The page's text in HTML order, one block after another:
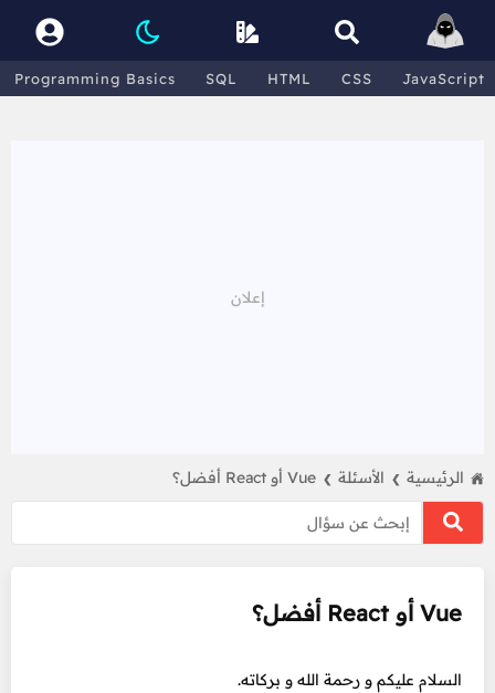
Programming Basics SQL HTML CSS JavaScript
الرئيسية ❯ الأسئلة ❯
Vue أو React أفضل؟
السلام عليكم و رحمة الله و بركاته.